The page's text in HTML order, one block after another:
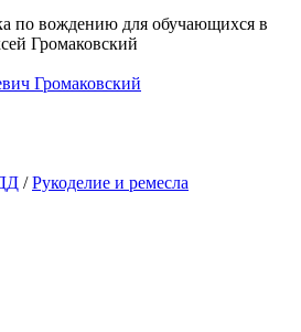
Громаковский
/Рукоделие и ремесла